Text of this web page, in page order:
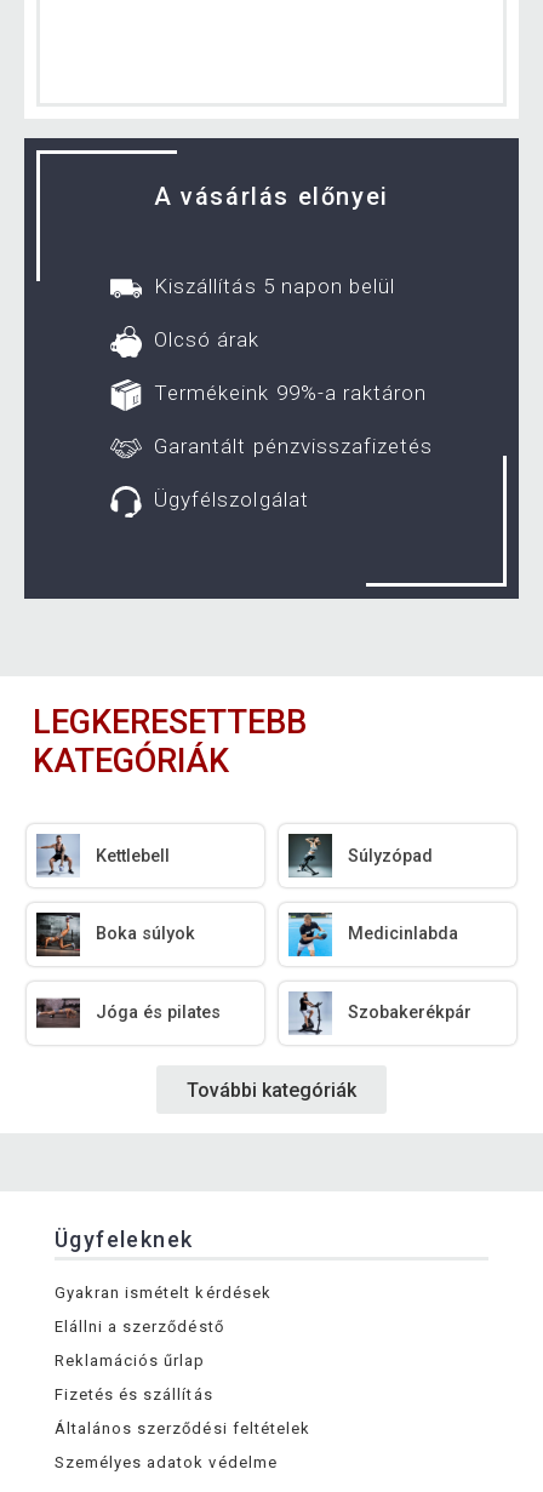
A vásárlás előnyei
Kiszállítás 5 napon belül
Olcsó árak
Termékeink 99%-a raktáron
Garantált pénzvisszafizetés
Ügyfélszolgálat
LEGKERESETTEBB
KATEGÓRIÁK
Kettlebell Súlyzópad
Boka súlyok Medicinlabda
Jóga és pilates Szobakerékpár
További kategóriák
Ügyfeleknek
Gyakran ismételt kérdések
Elállni a szerződéstő
Reklamációs űrlap
Fizetés és szállítás
Általános szerződési feltételek
Személyes adatok védelme